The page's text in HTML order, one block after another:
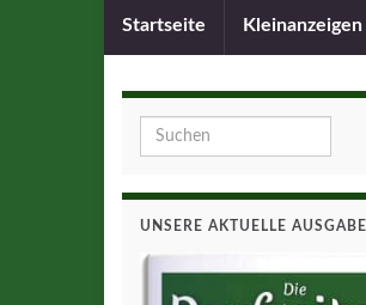
Startseite Kleinanzeigen
Search for:
UNSERE AKTUELLE AUSGABE